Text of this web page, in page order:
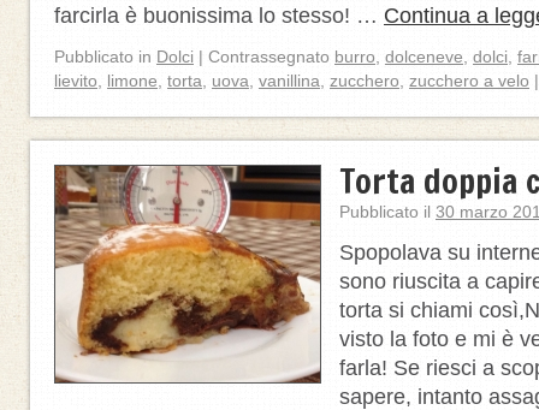
farcirla è buonissima lo stesso! … Continua a
Pubblicato in Dolci | Contrassegnato burro dolceneve dolci
lievito
limone torta uova vanillina zucchero zucchero a velo |
Torta doppia
Pubblicato il 30 marzo
Spopolava su
sono riuscita a
torta si chiami
visto la foto e mi è
farla! Se riesci a
sapere, intanto